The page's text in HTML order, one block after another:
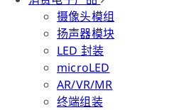
摄像头模组
扬声器模块
LED 封装
microLED
AR/VR/MR
终端组装